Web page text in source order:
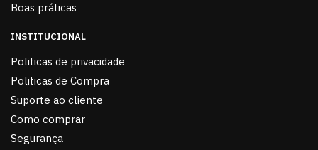
Boas práticas
INSTITUCIONAL
Politicas de privacidade
Politicas de Compra
Suporte ao cliente
Como comprar
Segurança